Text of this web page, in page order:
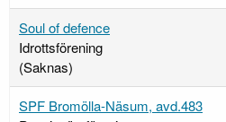
Soul of defence
Idrottsförening
(Saknas)
SPF Bromölla-Näsum, avd.483